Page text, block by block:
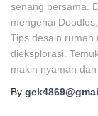
senang bersama.
mengenai
Tips desain rumah
dieksplorasi.
makin nyaman
By